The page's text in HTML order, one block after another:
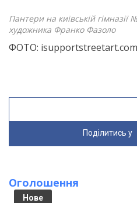
Пантери на київській гімназії
художника Франко Фазоло
ФОТО: isupportstreetart.com
Поділитись у
Оголошення
Нове